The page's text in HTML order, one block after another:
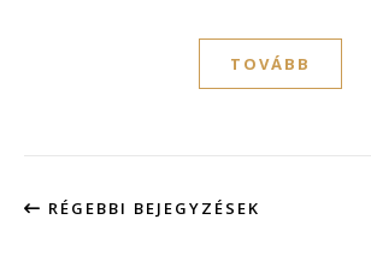
TOVÁBB
RÉGEBBI BEJEGYZÉSEK